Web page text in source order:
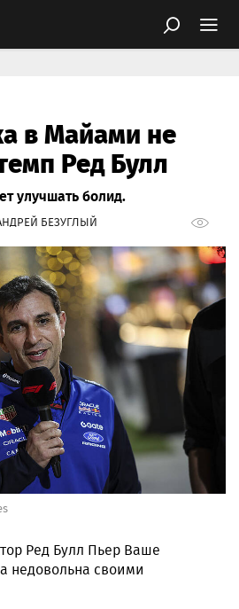
в Майами не
Ред Булл
улучшать болид.
БЕЗУГЛЫЙ
Ред Булл Пьер Ваше
недовольна своими